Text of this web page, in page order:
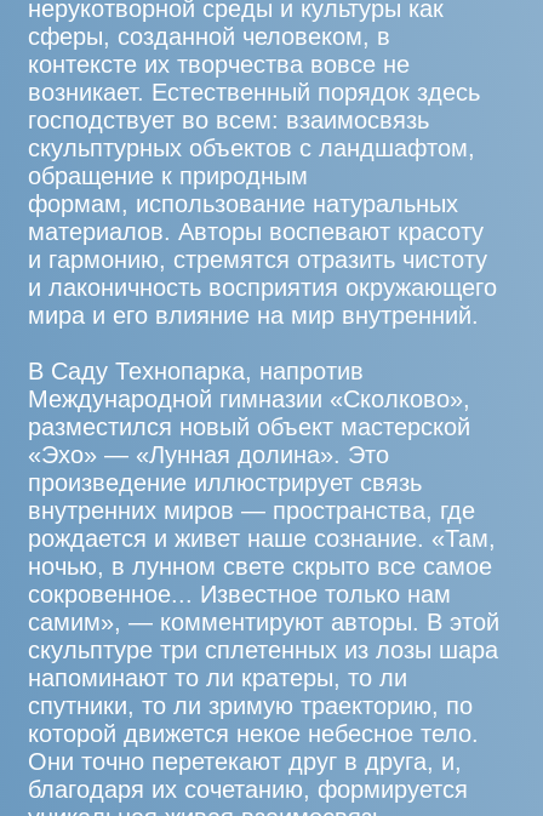
ПРОГРАММА
Автор: Александра WeldQueen (г. Москва,
Россия)
Установка арт-объекта
27.11
ТЕРРИТОРИЯ ДИЗАЙН-ПРОСТРАНСТВА
PORTLAND
Автор: Мехмет Али Уйсал (г. Стамбул,
Турция / г. Париж, Франция)
Установка арт-объекта «Погружение /
Batik» из серии «Бумажный кораблик»
26.11
ИННОВАЦИОННЫЙ ЦЕНТР «СКОЛКОВО»,
УЛ. АРХИМЕДА, НАПРОТИВ ЖК «КВАДРО»
26.11